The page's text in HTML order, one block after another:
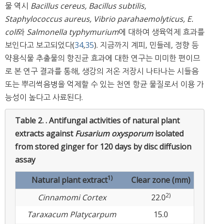
물 역시 Bacillus cereus, Bacillus subtilis,
Staphylococcus aureus, Vibrio parahaemolyticus, E.
coli와 Salmonella typhymurium에 대하여 생육억제 효과를
보인다고 보고되었다(34,35). 지금까지 계피, 민들레, 정향 등
약용식물 추출물의 항진균 효과에 대한 연구는 미미한 편이므
로 본 연구 결과를 통해, 생강의 저온 저장시 나타나는 시들음
또는 뿌리썩음병을 억제할 수 있는 천연 항균 물질로서 이용 가
능성이 높다고 사료된다.
Table 2. .Antifungal activities of natural plant
extracts againstFusarium oxysporumisolated
from stored ginger for 120 days by disc diffusion
assay
Natural plant extract1)
Clear zone (mm)
Cinnamomi Cortex
22.02)
Taraxacum Platycarpum 15.0